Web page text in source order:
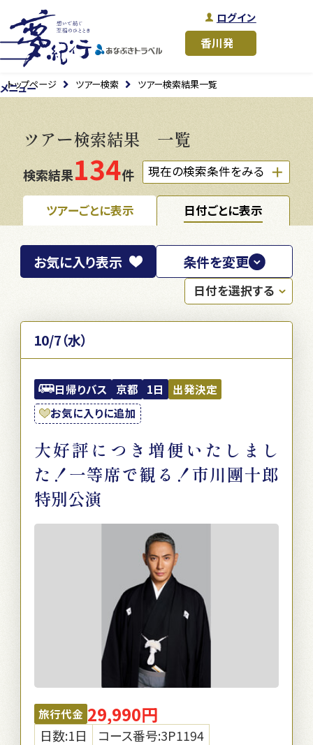
ログイン
メニュー
トップページ ツアー検索 ツアー検索結果一覧
ツアー検索結果 一覧
検索結果134件 現在の検索条件をみる
ツアーごとに表示 日付ごとに表示
10/7（水）
日帰りバス 京都 1日
出発決定
お気に入りに追加
大好評につき増便いたしまし
た！一等席で観る！市川團十郎
特別公演
旅行代金 29,990円
日数:1日 コース番号:3P1194
お気に入り表示 条件を変更